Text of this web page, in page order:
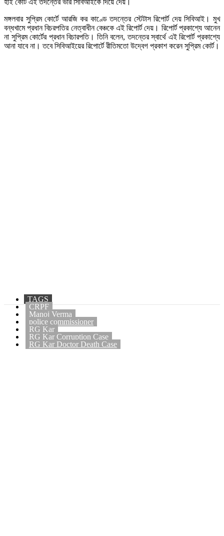
মঙ্গলবার সুপ্রিম কোর্টে আরজি কর কাণ্ডে তদন্তের স্টেটাস রিপোর্ট দেয় সিবিআই। মুখ
বন্ধখামে প্রধান বিচরপতির নেত্বাধীন বেঞ্চকে এই রিপোর্ট দেয়। রিপোর্ট প্রকাশ্যে আনেন
না সুপ্রিম কোর্টের প্রধান বিচারপতি। তিনি বলেন, তদন্তের স্বার্থে এই রিপোর্ট প্রকাশ্যে
আনা যাবে না। তবে সিবিআইয়ের রিপোর্টে রীতিমতো উদ্বেগ প্রকাশ করেন সুপ্রিম কোর্ট।
TAGS
CRPF
Manoj Verma
police commissioner
RG Kar
RG Kar Corruption Case
RG Kar Doctor Death Case